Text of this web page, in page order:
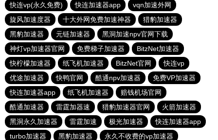
快连vp(永久免费)
快连加速器app
vqn加速外网
旋风加速度器
十大外网免费加速神器
猎豹加速器
黑豹加速器
元链加速器
黑洞加速npv官网下载
神灯vp加速器官网
免费梯子加速器
BitzNet加速器
快柠檬加速器
纸飞机加速器 BitzNet官网
快连vp
优途加速器
快鸭官网 酷通npv加速器
免费VP加速器
快连加速器app
纸飞机加速器
赔钱机场官网
酷通加速器
雷霆加器速 猎豹加速器官网
火箭加速器
黑洞永久加速器
雷霆加速 极光加速器
快连加速器app
turbo加速器
黑豹加速器 永久不收费的vp加速器